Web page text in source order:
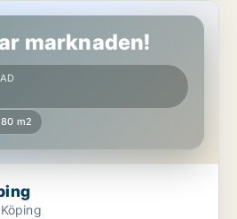
marknaden!
m2